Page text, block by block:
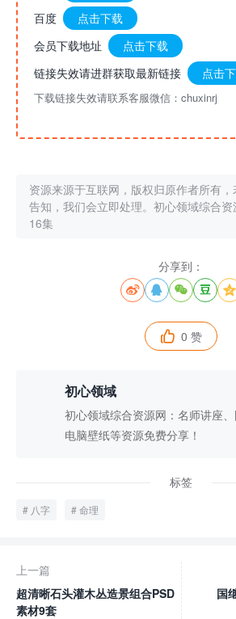
百度
点击下载
会员下载地址
点击下载
链接失效请进群获取最新链接
点击
下载链接失效请联系客服微信：chuxinrj
资源来源于互联网，版权归原作者所有
告知，我们会立即处理。 初心领域综合资
16集
分享到：
    
 0 赞
初心领域
初心领域综合资源网：名师讲座
电脑壁纸等资源免费分享！
标签
八字 命理
上一篇
超清晰石头灌木丛造景组合PSD
素材9套
国